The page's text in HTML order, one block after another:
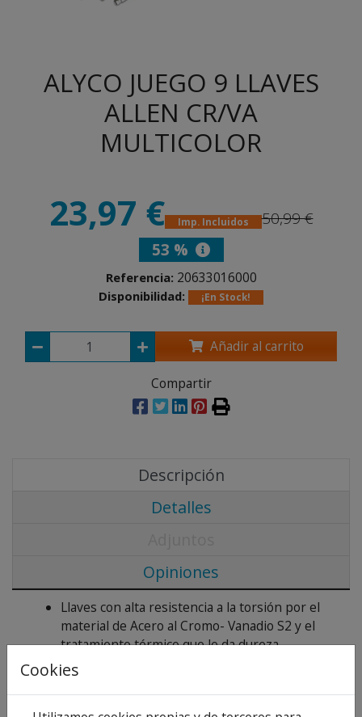
ALYCO JUEGO 9 LLAVES
ALLEN CR/VA
MULTICOLOR
23,97 € Imp. Incluidos
50,99 €
53 %
Referencia: 20633016000
Disponibilidad: ¡En Stock!
Añadir al carrito
Compartir
Descripción
Detalles
Opiniones
Llaves con alta resistencia a la torsión por el
material de Acero al Cromo- Vanadio S2 y el
tratamiento térmico que le da dureza.
Larga vida por el acabado niquelado evitando
la corrosión de la llave y evitando transmitir la
posible corrosión a las tuercas.
Cookies